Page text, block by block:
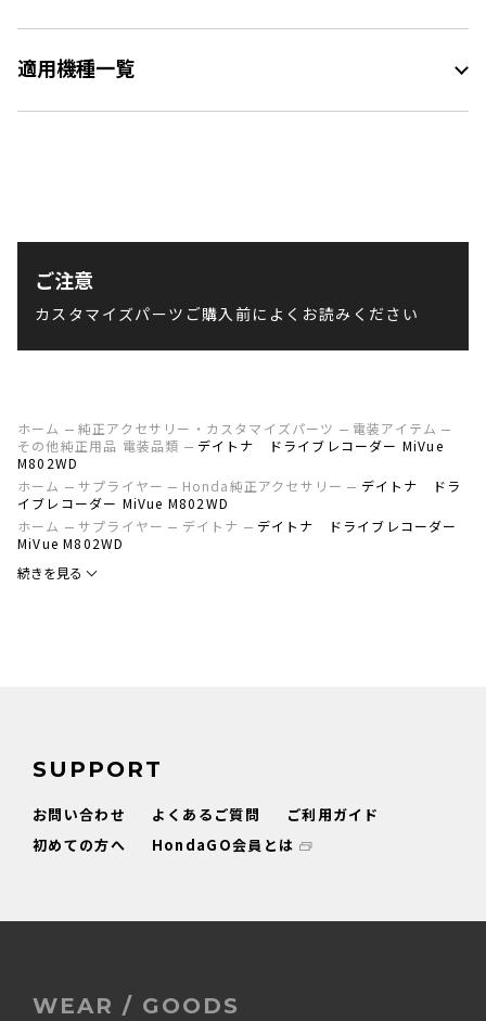
適用機種一覧
ご注意
カスタマイズパーツご購入前によくお読みください
ホーム 純正アクセサリー・カスタマイズパーツ
電装アイテム
その他純正用品 電装品類
デイトナ ドライブレコーダー MiVue
M802WD
ホーム
サプライヤー Honda純正アクセサリー
デイトナ ドラ
イブレコーダー MiVue M802WD
ホーム
サプライヤー デイトナ
デイトナ ドライブレコーダー
MiVue M802WD
続きを見る
SUPPORT
お問い合わせ よくあるご質問
ご利用ガイド
初めての方へ
HondaGO会員とは
WEAR / GOODS